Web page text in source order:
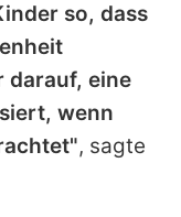
so, dass
darauf, eine
wenn
, sagte